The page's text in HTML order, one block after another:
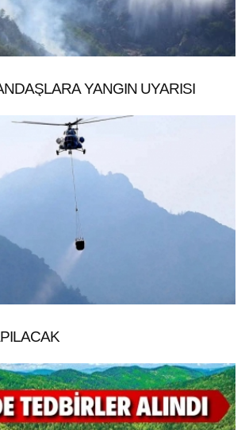
YANGIN UYARISI